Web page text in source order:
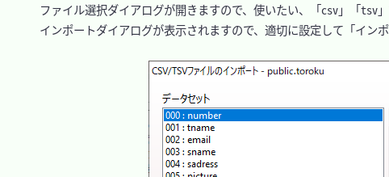
ファイル選択ダイアログが開きますので、使いたい、「csv」「tsv」
インポートダイアログが表示されますので、適切に設定して「イン